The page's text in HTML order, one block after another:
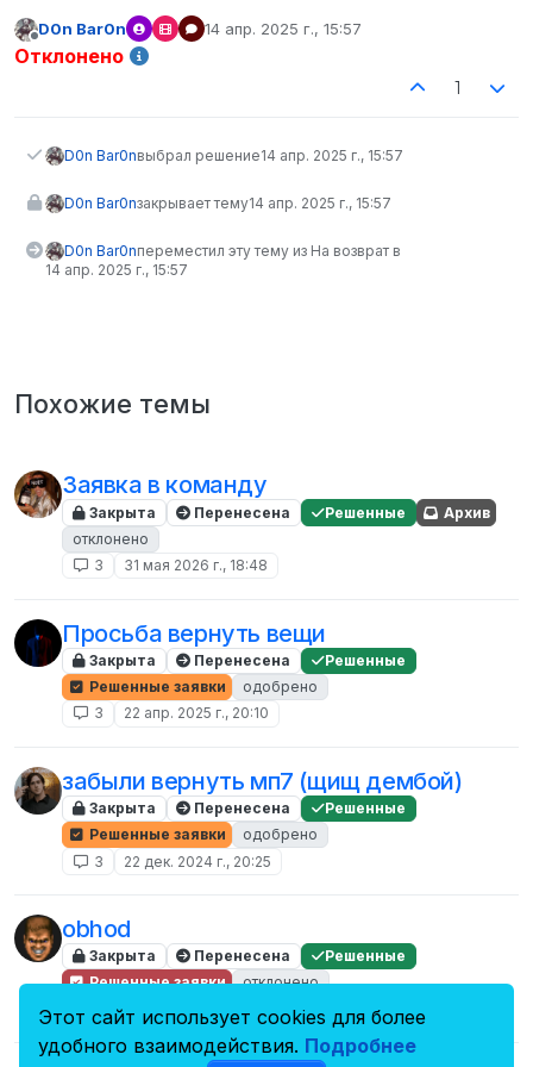
D0n Bar0n 14 апр. 2025 г., 15:57
отредактировано
Отклонено
1
D0n Bar0nвыбрал решение14 апр. 2025 г., 15:57
D0n Bar0nзакрывает тему14 апр. 2025 г., 15:57
D0n Bar0nпереместил эту тему из На возврат в
14 апр. 2025 г., 15:57
Похожие темы
Заявка в команду
Закрыта Перенесена Решенные
Архив
отклонено
3
31 мая 2026 г., 18:48
Просьба вернуть вещи
Закрыта Перенесена
Решенные
Решенные заявки
одобрено
3
22 апр. 2025 г., 20:10
забыли вернуть мп7 (щищ дембой)
Закрыта Перенесена
Решенные
Решенные заявки
одобрено
3
22 дек. 2024 г., 20:25
obhod
Закрыта Перенесена
Решенные
Решенные заявки
отклонено
Этот сайт использует cookies для более
удобного взаимодействия. Подробнее